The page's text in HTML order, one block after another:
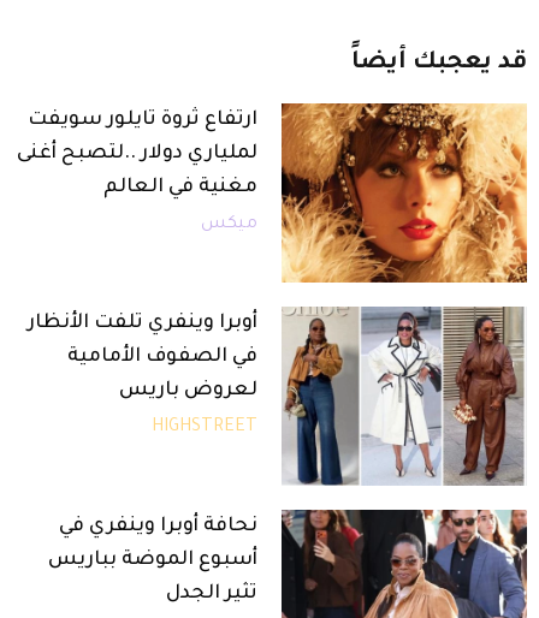
قد يعجبك أيضاً
ارتفاع ثروة تايلور سويفت
لملياري دولار ..لتصبح أغنى
مغنية في العالم
ميكس
أوبرا وينفري تلفت الأنظار
في الصفوف الأمامية
لعروض باريس
HIGHSTREET
نحافة أوبرا وينفري في
أسبوع الموضة بباريس
تثير الجدل